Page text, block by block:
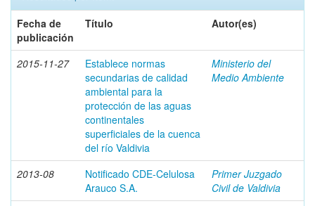
Fecha de
publicación
Título Autor(es)
2015-11-27
Establece normas
secundarias de calidad
ambiental para la
protección de las aguas
continentales
superficiales de la cuenca
del río Valdivia
Ministerio del
Medio Ambiente
2013-08
Notificado CDE-Celulosa
Arauco S.A.
Primer Juzgado
Civil de Valdivia